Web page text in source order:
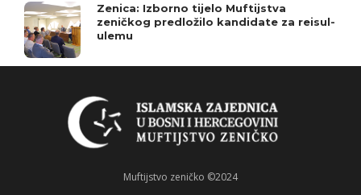
Zenica: Izborno tijelo Muftijstva
zeničkog predložilo kandidate za reisul-
ulemu
Muftijstvo zeničko ©2024